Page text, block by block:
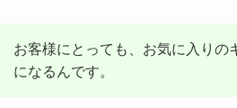
お客様にとっても、お気に入りの
になるんです。